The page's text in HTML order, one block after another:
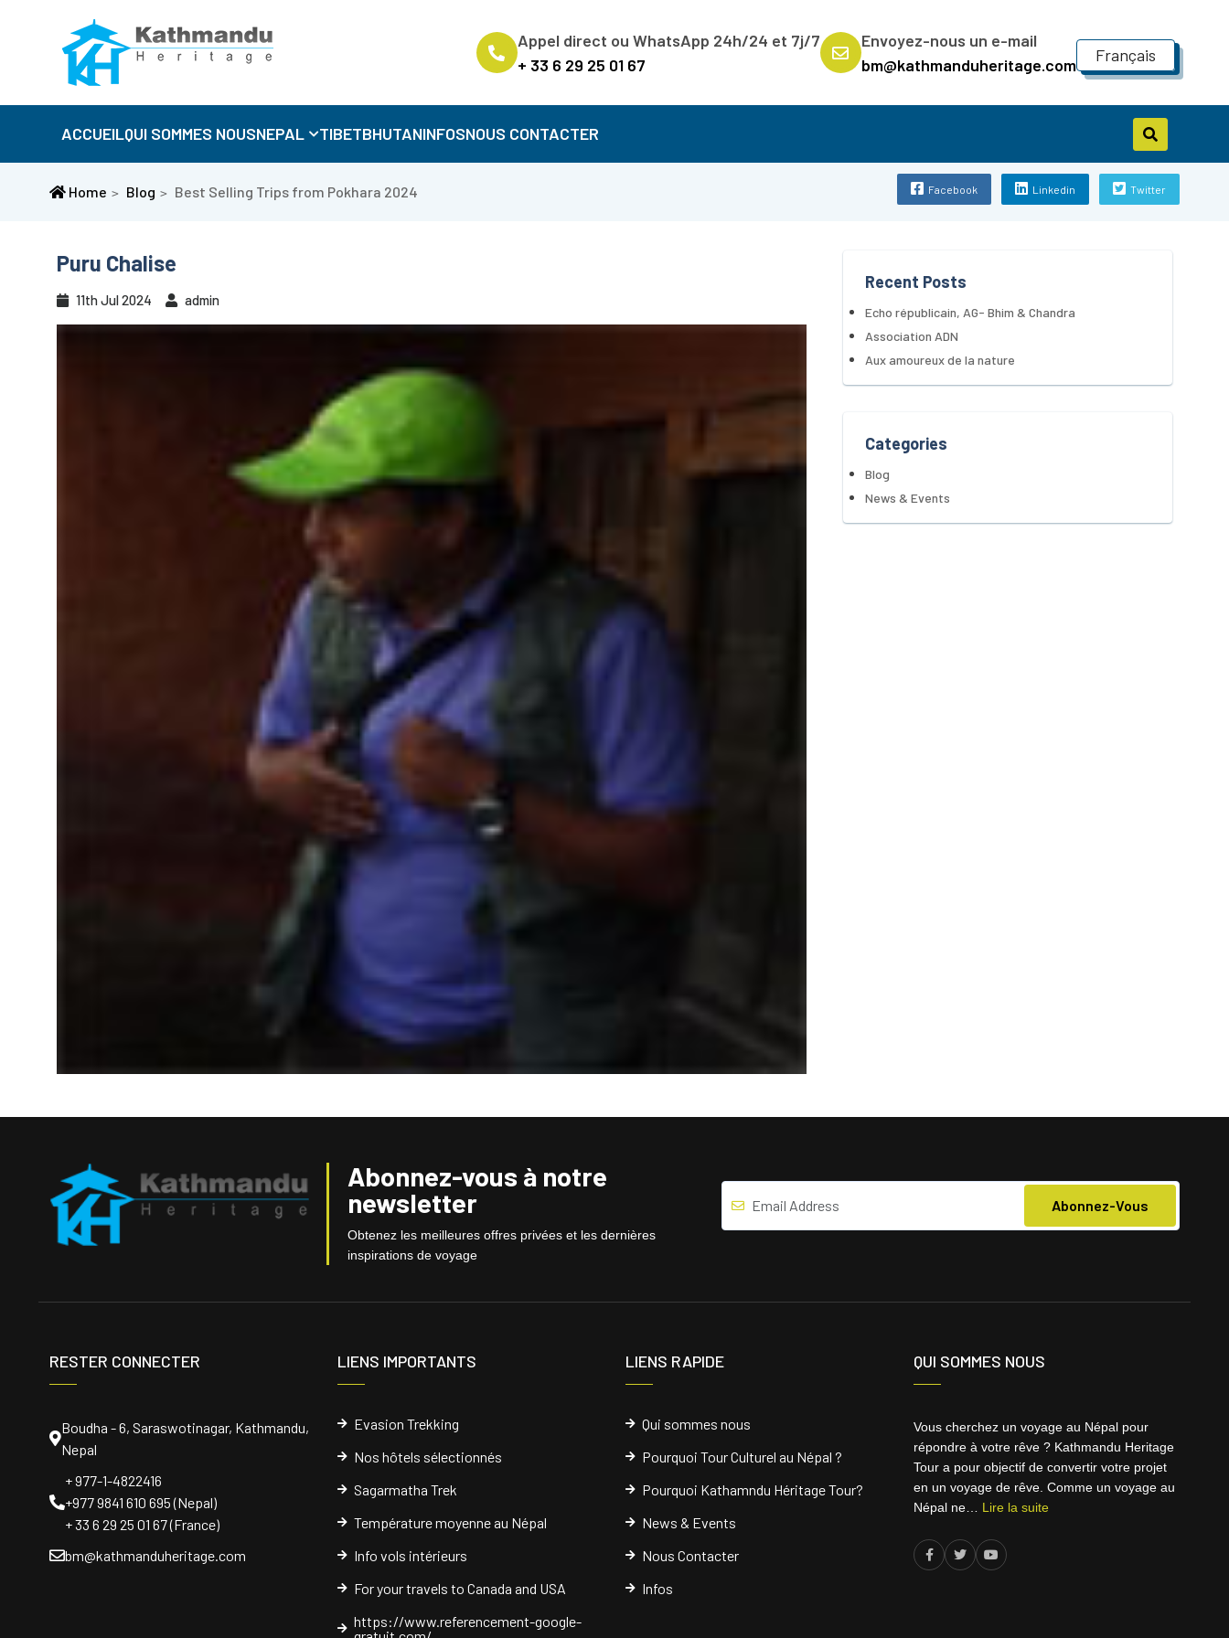
Appel direct ou WhatsApp 24h/24 et 7j/7
+ 33 6 29 25 01 67
Envoyez-nous un e-mail
bm@kathmanduheritage.com
Français
ACCUEILQUI SOMMES NOUSNEPAL TIBETBHUTANINFOSNOUS CONTACTER
Home Blog Best Selling Trips from Pokhara 2024 Facebook Linkedin Twitter
Puru Chalise
11th Jul 2024 admin
Recent Posts
Echo républicain, AG- Bhim & Chandra
Association ADN
Aux amoureux de la nature
Categories
Blog
News & Events
Abonnez-vous à notre
newsletter
Obtenez les meilleures offres privées et les dernières
inspirations de voyage
RESTER CONNECTER
Boudha - 6, Saraswotinagar, Kathmandu,
Nepal
+ 977-1-4822416
+977 9841 610 695 (Nepal)
+ 33 6 29 25 01 67 (France)
bm@kathmanduheritage.com
LIENS IMPORTANTS
Evasion Trekking
Nos hôtels sélectionnés
Sagarmatha Trek
Température moyenne au Népal
Info vols intérieurs
For your travels to Canada and USA
https://www.referencement-google-
LIENS RAPIDE
Qui sommes nous
Pourquoi Tour Culturel au Népal ?
Pourquoi Kathamndu Héritage Tour?
News & Events
Nous Contacter
Infos
QUI SOMMES NOUS
Vous cherchez un voyage au Népal pour
répondre à votre rêve ? Kathmandu Heritage
Tour a pour objectif de convertir votre projet
en un voyage de rêve. Comme un voyage au
Népal ne… Lire la suite